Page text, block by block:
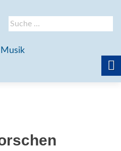
Suche
nach:
NAVIGATION